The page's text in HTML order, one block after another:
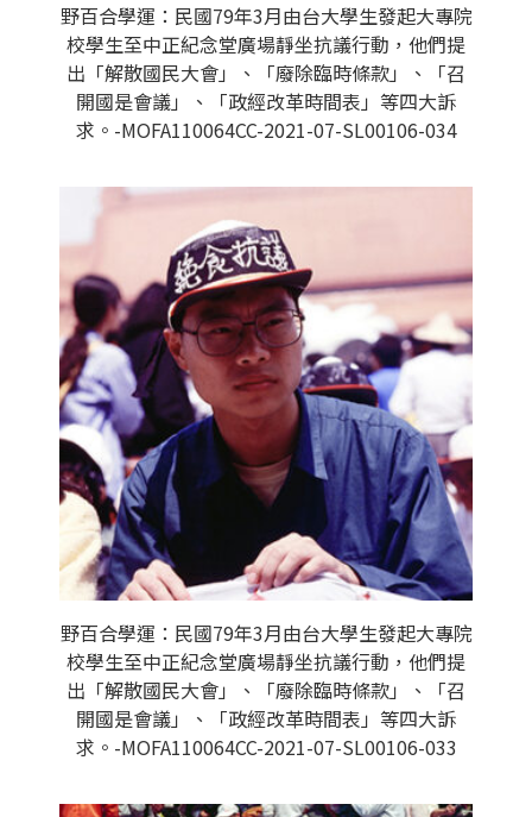
野百合學運：民國79年3月由台大學生發起大專院
校學生至中正紀念堂廣場靜坐抗議行動，他們提
出「解散國民大會」、「廢除臨時條款」、「召
開國是會議」、「政經改革時間表」等四大訴
求。-MOFA110064CC-2021-07-SL00106-034
野百合學運：民國79年3月由台大學生發起大專院
校學生至中正紀念堂廣場靜坐抗議行動，他們提
出「解散國民大會」、「廢除臨時條款」、「召
開國是會議」、「政經改革時間表」等四大訴
求。-MOFA110064CC-2021-07-SL00106-033